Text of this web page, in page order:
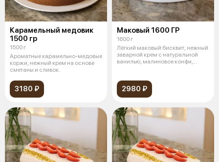
Карамельный медовик
1500 гр
1500 г
Ароматные карамельно-медовые
коржи, нежный крем на основе
сметаны и сливок.
3180 ₽
Маковый 1600 ГР
1600 г
Лёгкий маковый бисквит, нежный
заварной крем с натуральной
ванилью, малиновое конфи,
2980 ₽